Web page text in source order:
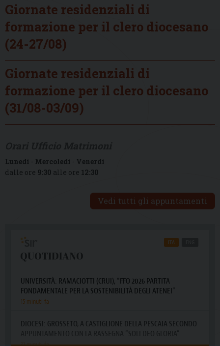
Giornate residenziali di
formazione per il clero diocesano
(24-27/08)
Giornate residenziali di
formazione per il clero diocesano
(31/08-03/09)
Lunedì - Mercoledì - Venerdì
dalle ore 9:30 alle ore 12:30
Vedi tutti gli appuntamenti